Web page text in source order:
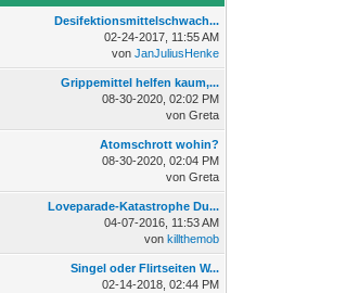
Desifektionsmittelschwach...
02-24-2017, 11:55 AM
vonJanJuliusHenke
Grippemittel helfen kaum,...
08-30-2020, 02:02 PM
von Greta
Atomschrott wohin?
08-30-2020, 02:04 PM
von Greta
Loveparade-Katastrophe Du...
04-07-2016, 11:53 AM
vonkillthemob
Singel oder Flirtseiten W...
02-14-2018, 02:44 PM